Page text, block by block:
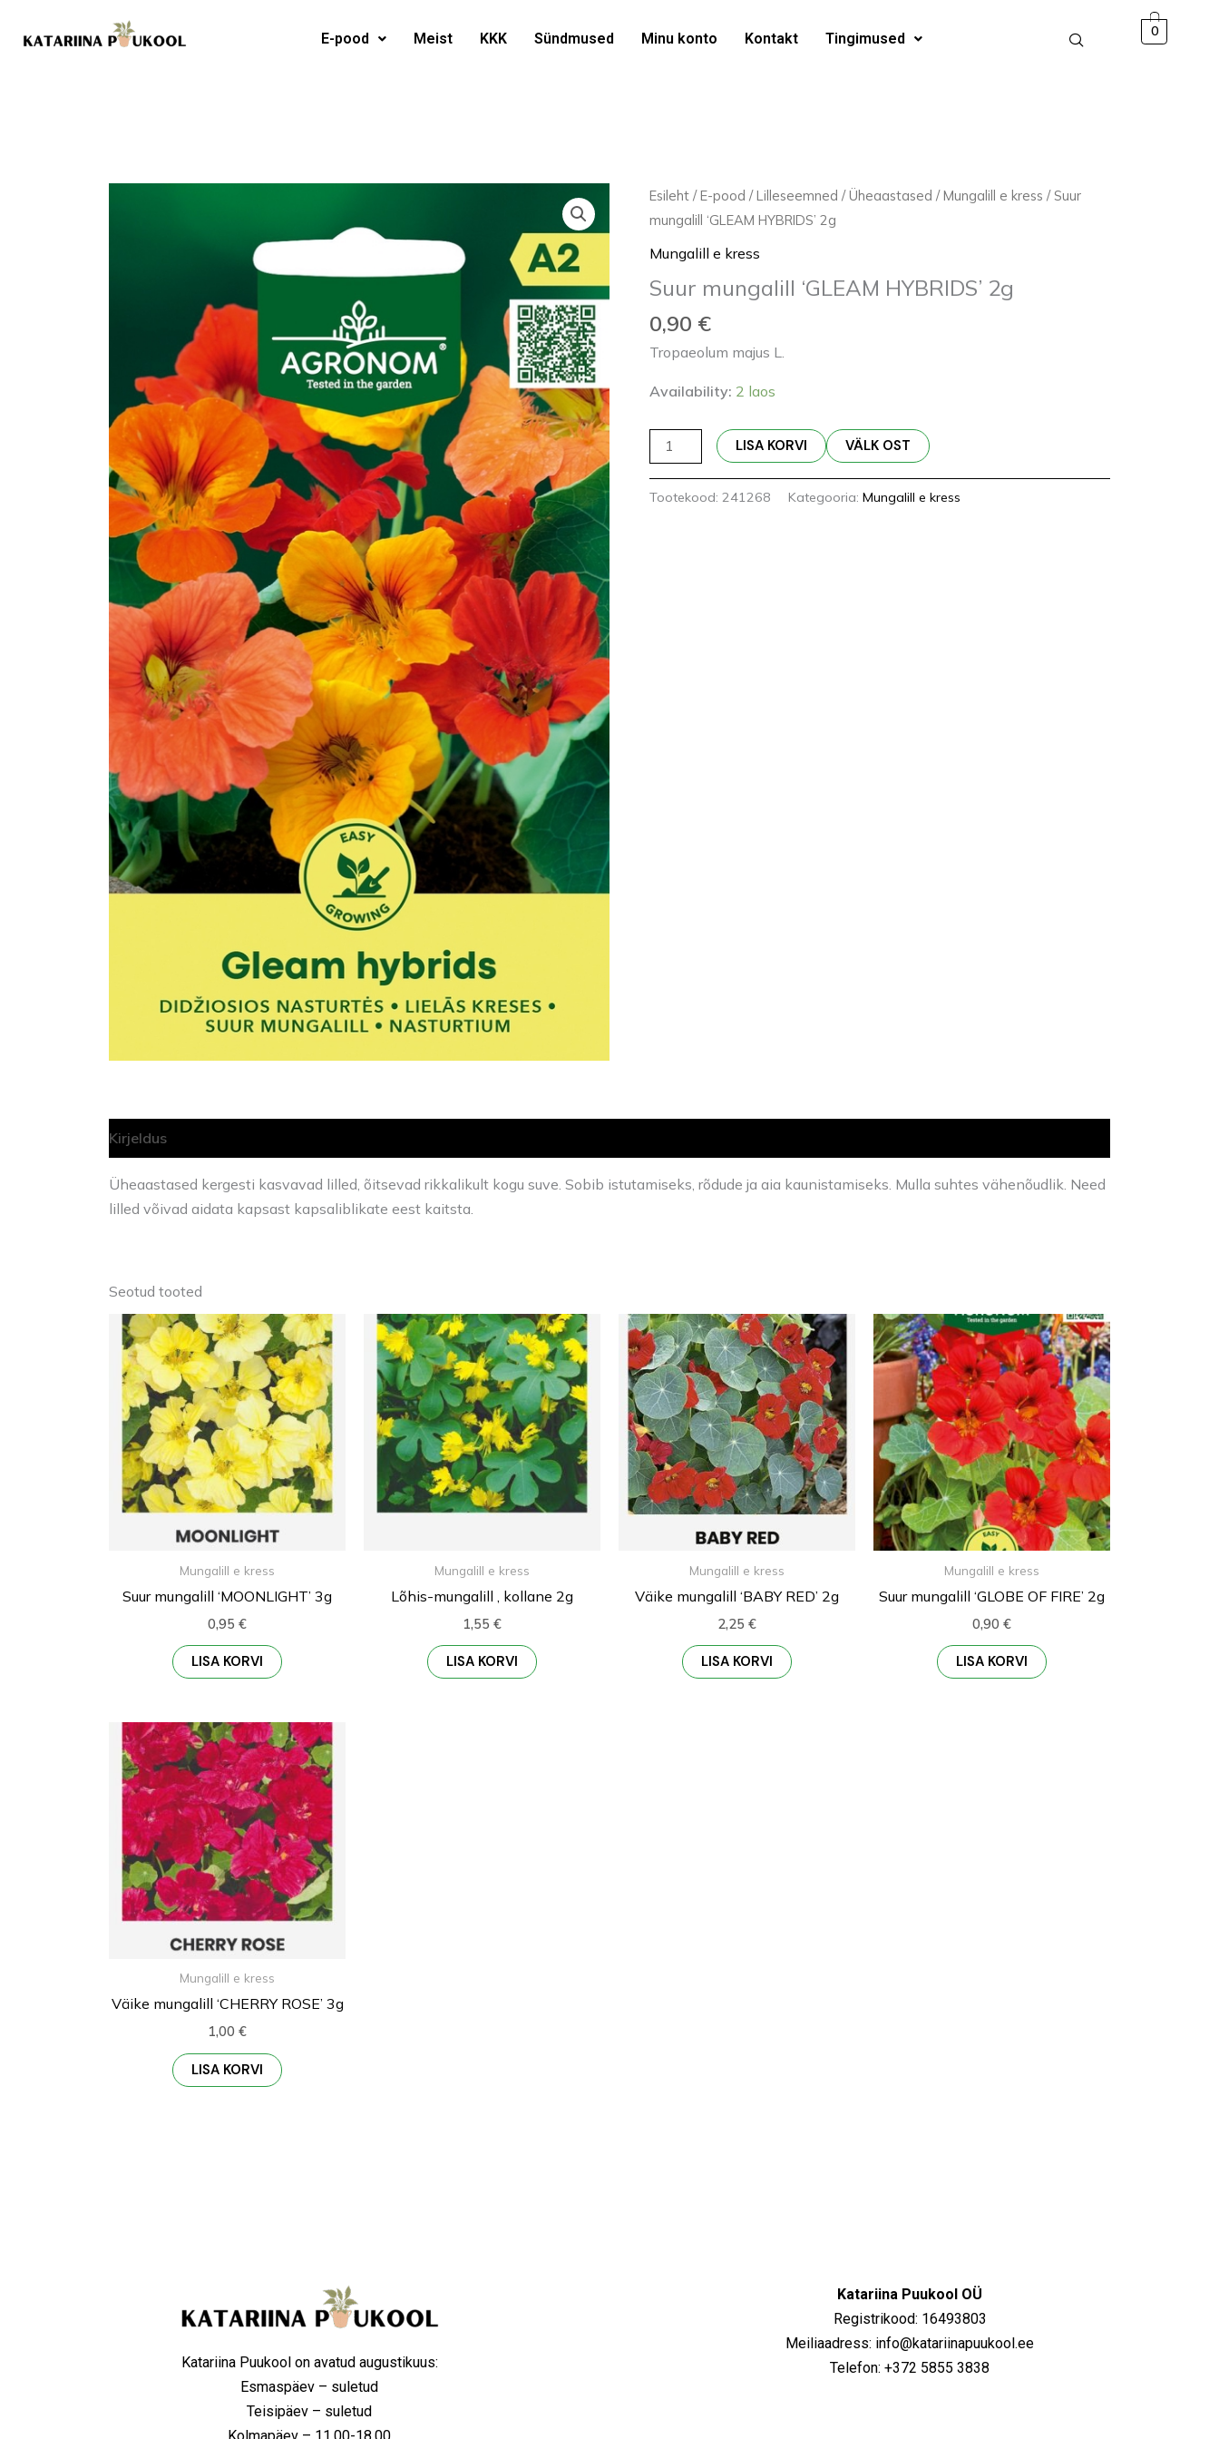
E-pood Meist KKK Sündmused Minu konto Kontakt Tingimused 0
Esileht /E-pood /Lilleseemned /Üheaastased /Mungalill e kress / Suur
mungalill ‘GLEAM HYBRIDS’ 2g
Mungalill e kress
Suur mungalill ‘GLEAM HYBRIDS’ 2g
0,90 €
Tropaeolum majus L.
Availability: 2 laos
Suur
mungalill
'GLEAM
2g
kogus
LISA KORVI VÄLK OST
Tootekood:241268 Kategooria:Mungalill e kress
Kirjeldus
Üheaastased kergesti kasvavad lilled, õitsevad rikkalikult kogu suve. Sobib istutamiseks, rõdude ja aia kaunistamiseks. Mulla suhtes vähenõudlik. Need
lilled võivad aidata kapsast kapsaliblikate eest kaitsta.
Seotud tooted
Mungalill e kress
Suur mungalill ‘MOONLIGHT’ 3g
0,95 €
LISA KORVI
Mungalill e kress
Lõhis-mungalill , kollane 2g
1,55 €
LISA KORVI
Mungalill e kress
Väike mungalill ‘BABY RED’ 2g
2,25 €
LISA KORVI
Mungalill e kress
Suur mungalill ‘GLOBE OF FIRE’ 2g
0,90 €
LISA KORVI
Mungalill e kress
Väike mungalill ‘СHERRY ROSE’ 3g
1,00 €
LISA KORVI
Katariina Puukool on avatud augustikuus:
Esmaspäev – suletud
Teisipäev – suletud
Katariina Puukool OÜ
Registrikood: 16493803
Meiliaadress: info@katariinapuukool.ee
Telefon: +372 5855 3838
2g